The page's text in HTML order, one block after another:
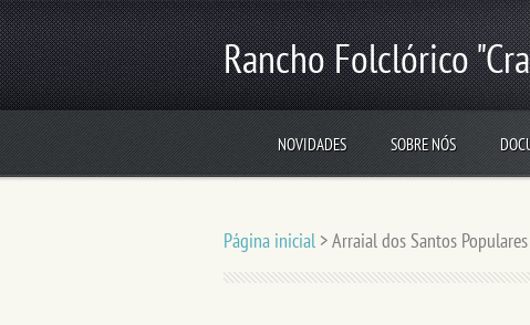
Rancho Folclórico
NOVIDADES SOBRE NÓS
Página inicial >Arraial dos Santos Populares